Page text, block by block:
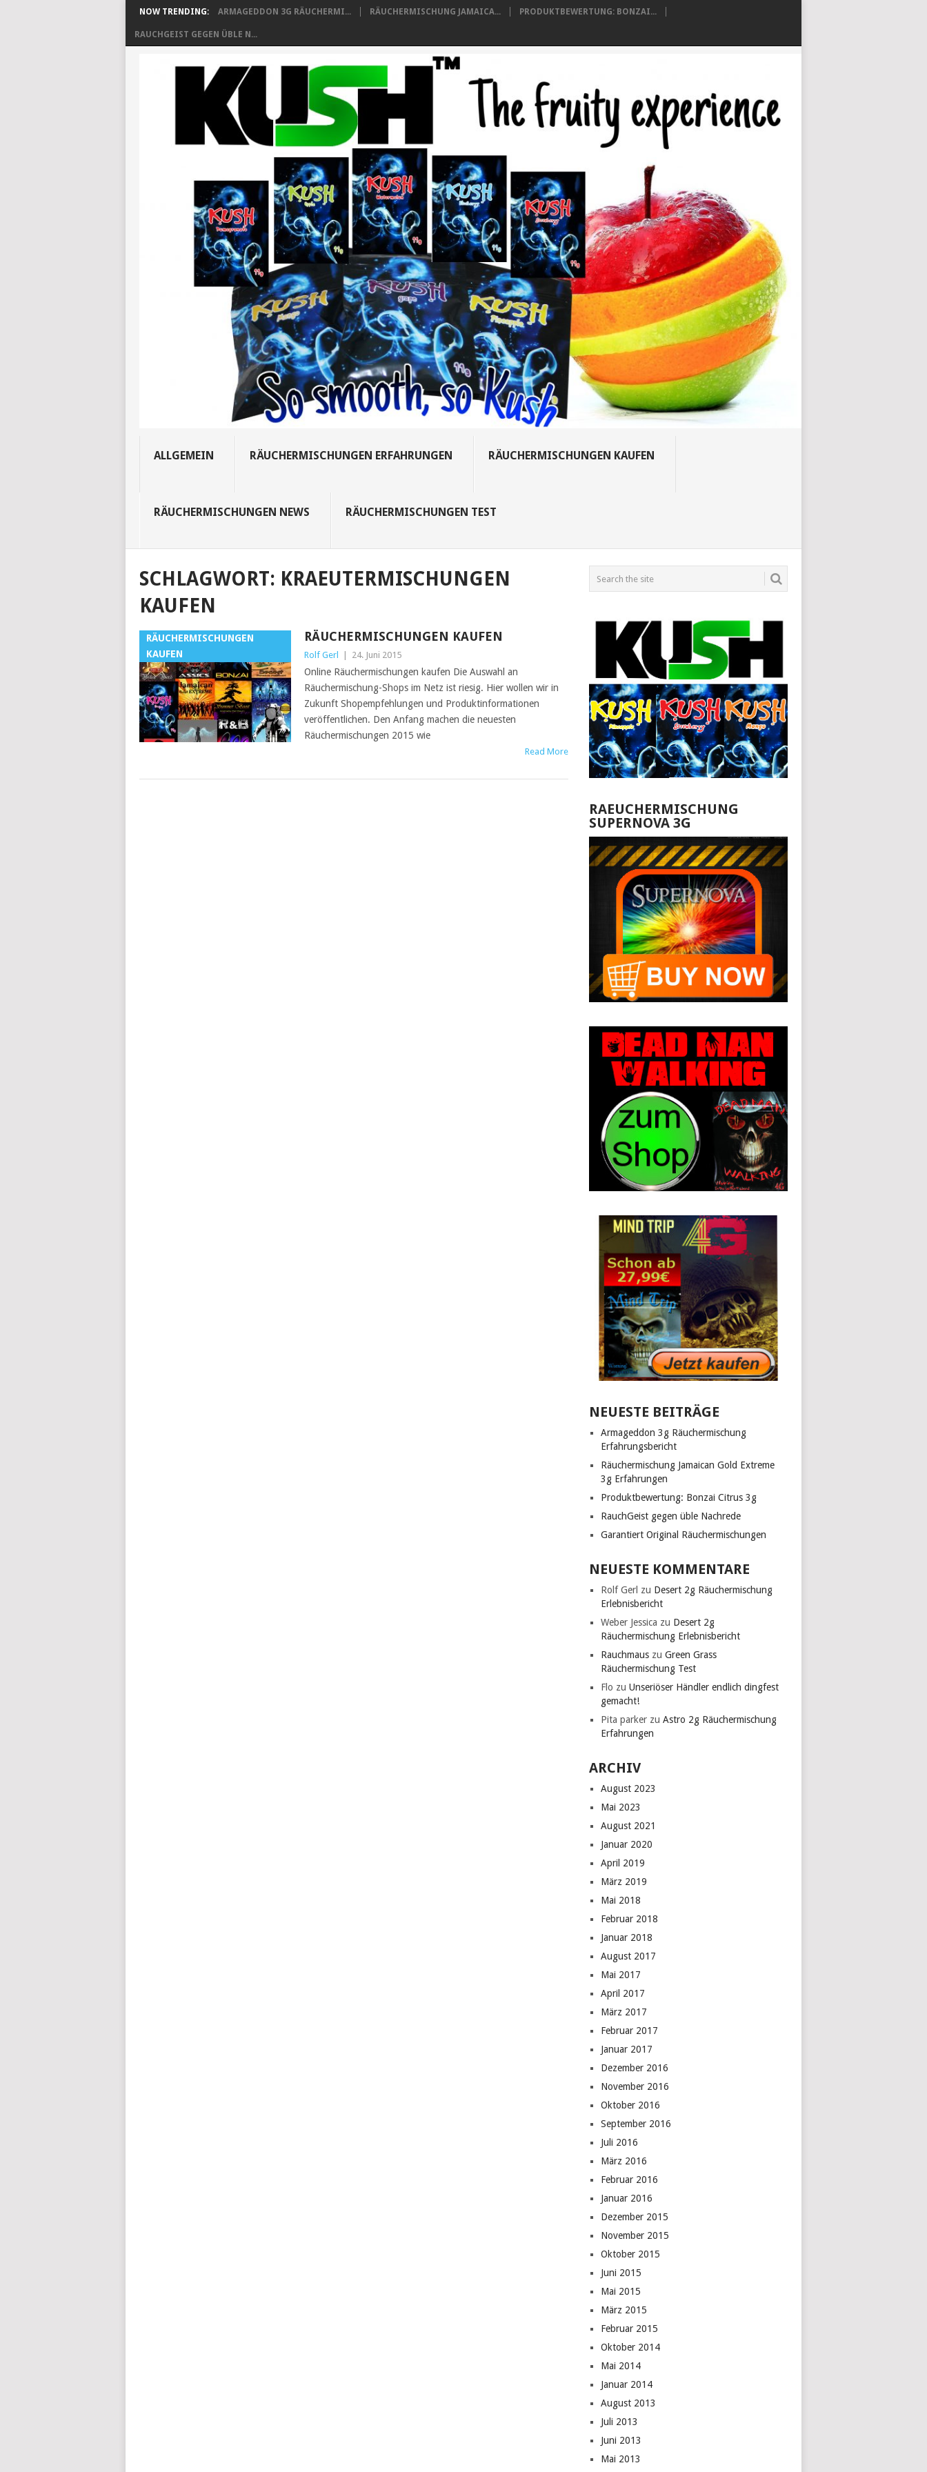
NOW TRENDING: ARMAGEDDON 3G RÄUCHERMI... RÄUCHERMISCHUNG JAMAICA... PRODUKTBEWERTUNG: BONZAI...
RAUCHGEIST GEGEN ÜBLE N...
ALLGEMEIN RÄUCHERMISCHUNGEN ERFAHRUNGEN RÄUCHERMISCHUNGEN KAUFEN
RÄUCHERMISCHUNGEN NEWS RÄUCHERMISCHUNGEN TEST
SCHLAGWORT: KRAEUTERMISCHUNGEN
KAUFEN
RÄUCHERMISCHUNGEN
KAUFEN
RÄUCHERMISCHUNGEN KAUFEN
Rolf Gerl 24. Juni 2015
Online Räuchermischungen kaufen Die Auswahl an
Räuchermischung-Shops im Netz ist riesig. Hier wollen wir in
Zukunft Shopempfehlungen und Produktinformationen
veröffentlichen. Den Anfang machen die neuesten
Räuchermischungen 2015 wie
Read More
RAEUCHERMISCHUNG
SUPERNOVA 3G
NEUESTE BEITRÄGE
Armageddon 3g Räuchermischung
Erfahrungsbericht
Räuchermischung Jamaican Gold Extreme
3g Erfahrungen
Produktbewertung: Bonzai Citrus 3g
RauchGeist gegen üble Nachrede
Garantiert Original Räuchermischungen
NEUESTE KOMMENTARE
Rolf Gerl zu Desert 2g Räuchermischung
Erlebnisbericht
Weber Jessica zu Desert 2g
Räuchermischung Erlebnisbericht
Rauchmaus zuGreen Grass
Räuchermischung Test
Flo zuUnseriöser Händler endlich dingfest
gemacht!
Pita parker zuAstro 2g Räuchermischung
Erfahrungen
ARCHIV
August 2023
Mai 2023
August 2021
Januar 2020
April 2019
März 2019
Mai 2018
Februar 2018
Januar 2018
August 2017
Mai 2017
April 2017
März 2017
Februar 2017
Januar 2017
Dezember 2016
November 2016
Oktober 2016
September 2016
Juli 2016
März 2016
Februar 2016
Januar 2016
Dezember 2015
November 2015
Oktober 2015
Juni 2015
Mai 2015
März 2015
Februar 2015
Oktober 2014
Mai 2014
Januar 2014
August 2013
Juli 2013
Juni 2013
Mai 2013